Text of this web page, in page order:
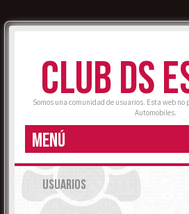
CLUB DS
Somos una comunidad de usuarios. Esta web no
Automobiles.
MENÚ
USUARIOS